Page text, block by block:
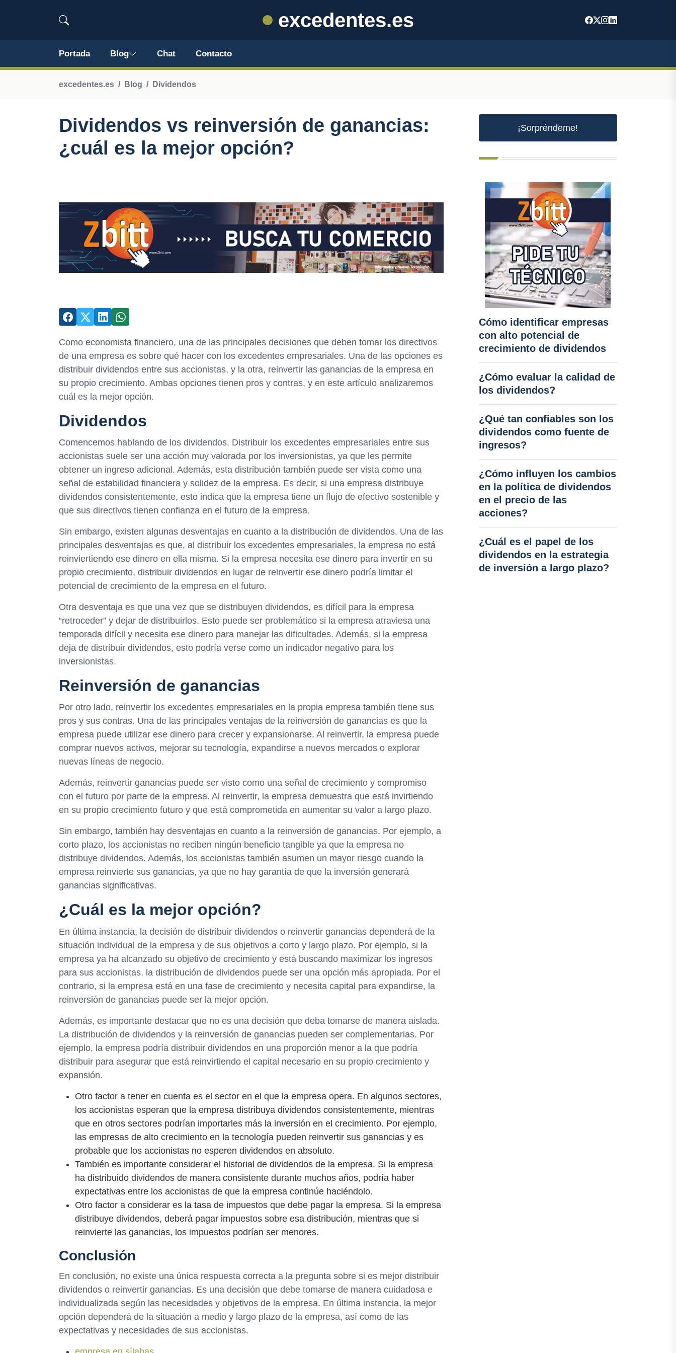
excedentes.es
Portada Blog Chat Contacto
excedentes.es Blog Dividendos
Dividendos vs reinversión de ganancias:
¿cuál es la mejor opción?
Como economista financiero, una de las principales decisiones que deben tomar los directivos
de una empresa es sobre qué hacer con los excedentes empresariales. Una de las opciones es
distribuir dividendos entre sus accionistas, y la otra, reinvertir las ganancias de la empresa en
su propio crecimiento. Ambas opciones tienen pros y contras, y en este artículo analizaremos
cuál es la mejor opción.
Dividendos
Comencemos hablando de los dividendos. Distribuir los excedentes empresariales entre sus
accionistas suele ser una acción muy valorada por los inversionistas, ya que les permite
obtener un ingreso adicional. Además, esta distribución también puede ser vista como una
señal de estabilidad financiera y solidez de la empresa. Es decir, si una empresa distribuye
dividendos consistentemente, esto indica que la empresa tiene un flujo de efectivo sostenible y
que sus directivos tienen confianza en el futuro de la empresa.
Sin embargo, existen algunas desventajas en cuanto a la distribución de dividendos. Una de las
principales desventajas es que, al distribuir los excedentes empresariales, la empresa no está
reinviertiendo ese dinero en ella misma. Si la empresa necesita ese dinero para invertir en su
propio crecimiento, distribuir dividendos en lugar de reinvertir ese dinero podría limitar el
potencial de crecimiento de la empresa en el futuro.
Otra desventaja es que una vez que se distribuyen dividendos, es difícil para la empresa
“retroceder” y dejar de distribuirlos. Esto puede ser problemático si la empresa atraviesa una
temporada difícil y necesita ese dinero para manejar las dificultades. Además, si la empresa
deja de distribuir dividendos, esto podría verse como un indicador negativo para los
inversionistas.
Reinversión de ganancias
Por otro lado, reinvertir los excedentes empresariales en la propia empresa también tiene sus
pros y sus contras. Una de las principales ventajas de la reinversión de ganancias es que la
empresa puede utilizar ese dinero para crecer y expansionarse. Al reinvertir, la empresa puede
comprar nuevos activos, mejorar su tecnología, expandirse a nuevos mercados o explorar
nuevas líneas de negocio.
Además, reinvertir ganancias puede ser visto como una señal de crecimiento y compromiso
con el futuro por parte de la empresa. Al reinvertir, la empresa demuestra que está invirtiendo
en su propio crecimiento futuro y que está comprometida en aumentar su valor a largo plazo.
Sin embargo, también hay desventajas en cuanto a la reinversión de ganancias. Por ejemplo, a
corto plazo, los accionistas no reciben ningún beneficio tangible ya que la empresa no
distribuye dividendos. Además, los accionistas también asumen un mayor riesgo cuando la
empresa reinvierte sus ganancias, ya que no hay garantía de que la inversión generará
ganancias significativas.
¿Cuál es la mejor opción?
En última instancia, la decisión de distribuir dividendos o reinvertir ganancias dependerá de la
situación individual de la empresa y de sus objetivos a corto y largo plazo. Por ejemplo, si la
empresa ya ha alcanzado su objetivo de crecimiento y está buscando maximizar los ingresos
para sus accionistas, la distribución de dividendos puede ser una opción más apropiada. Por el
contrario, si la empresa está en una fase de crecimiento y necesita capital para expandirse, la
reinversión de ganancias puede ser la mejor opción.
Además, es importante destacar que no es una decisión que deba tomarse de manera aislada.
La distribución de dividendos y la reinversión de ganancias pueden ser complementarias. Por
ejemplo, la empresa podría distribuir dividendos en una proporción menor a la que podría
distribuir para asegurar que está reinvirtiendo el capital necesario en su propio crecimiento y
expansión.
Otro factor a tener en cuenta es el sector en el que la empresa opera. En algunos sectores,
los accionistas esperan que la empresa distribuya dividendos consistentemente, mientras
que en otros sectores podrían importarles más la inversión en el crecimiento. Por ejemplo,
las empresas de alto crecimiento en la tecnología pueden reinvertir sus ganancias y es
probable que los accionistas no esperen dividendos en absoluto.
También es importante considerar el historial de dividendos de la empresa. Si la empresa
ha distribuido dividendos de manera consistente durante muchos años, podría haber
expectativas entre los accionistas de que la empresa continúe haciéndolo.
Otro factor a considerar es la tasa de impuestos que debe pagar la empresa. Si la empresa
distribuye dividendos, deberá pagar impuestos sobre esa distribución, mientras que si
reinvierte las ganancias, los impuestos podrían ser menores.
Conclusión
En conclusión, no existe una única respuesta correcta a la pregunta sobre si es mejor distribuir
dividendos o reinvertir ganancias. Es una decisión que debe tomarse de manera cuidadosa e
individualizada según las necesidades y objetivos de la empresa. En última instancia, la mejor
opción dependerá de la situación a medio y largo plazo de la empresa, así como de las
expectativas y necesidades de sus accionistas.
¡Sorpréndeme!
Cómo identificar empresas
con alto potencial de
crecimiento de dividendos
¿Cómo evaluar la calidad de
los dividendos?
¿Qué tan confiables son los
dividendos como fuente de
ingresos?
¿Cómo influyen los cambios
en la política de dividendos
en el precio de las
acciones?
¿Cuál es el papel de los
dividendos en la estrategia
de inversión a largo plazo?